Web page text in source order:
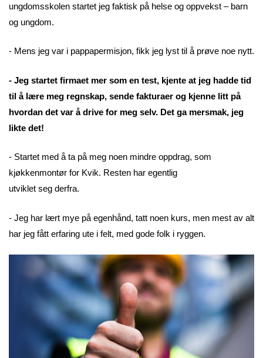
ungdomsskolen startet jeg faktisk på helse og oppvekst – barn
og ungdom.
- Mens jeg var i pappapermisjon, fikk jeg lyst til å prøve noe nytt.
- Jeg startet firmaet mer som en test, kjente at jeg hadde tid
til å lære meg regnskap, sende fakturaer og kjenne litt på
hvordan det var å drive for meg selv. Det ga mersmak, jeg
likte det!
- Startet med å ta på meg noen mindre oppdrag, som
kjøkkenmontør for Kvik. Resten har egentlig
utviklet seg derfra.
- Jeg har lært mye på egenhånd, tatt noen kurs, men mest av alt
har jeg fått erfaring ute i felt, med gode folk i ryggen.